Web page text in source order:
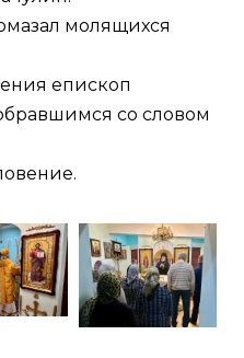
молящихся
епископ
со словом